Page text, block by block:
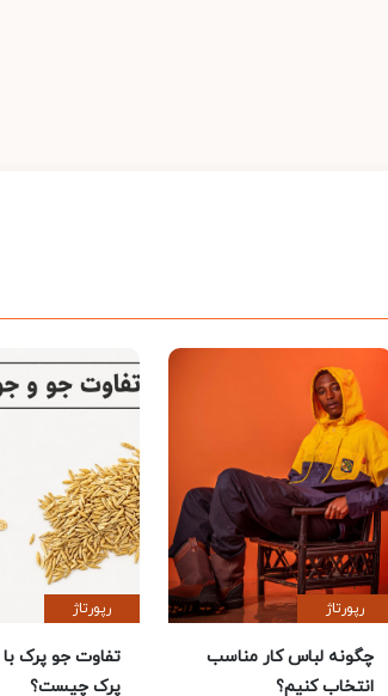
رپورتاژ
چگونه لباس کار مناسب
انتخاب کنیم؟
رپورتاژ
تفاوت جو پرک
پرک چیست؟